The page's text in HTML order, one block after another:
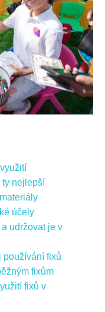
ty nejlepší
účely
udržovat je v
používání fixů
fixům
fixů v